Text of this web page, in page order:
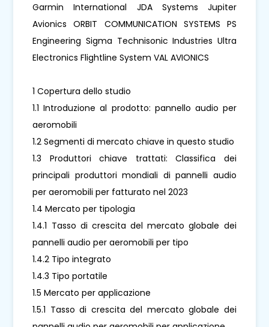
Garmin International JDA Systems Jupiter
Avionics ORBIT COMMUNICATION SYSTEMS PS
Engineering Sigma Technisonic Industries Ultra
Electronics Flightline System VAL AVIONICS
1 Copertura dello studio
1.1 Introduzione al prodotto: pannello audio per
aeromobili
1.2 Segmenti di mercato chiave in questo studio
1.3 Produttori chiave trattati: Classifica dei
principali produttori mondiali di pannelli audio
per aeromobili per fatturato nel 2023
1.4 Mercato per tipologia
1.4.1 Tasso di crescita del mercato globale dei
pannelli audio per aeromobili per tipo
1.4.2 Tipo integrato
1.4.3 Tipo portatile
1.5 Mercato per applicazione
1.5.1 Tasso di crescita del mercato globale dei